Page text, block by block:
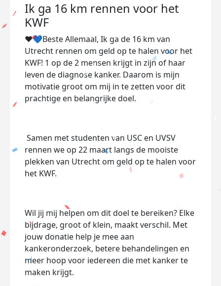
Ik ga 16 km rennen voor het
KWF
❤️💙Beste Allemaal, Ik ga de 16 km van
Utrecht rennen om geld op te halen voor het
KWF! 1 op de 2 mensen krijgt in zijn of haar
leven de diagnose kanker. Daarom is mijn
motivatie groot om mij in te zetten voor dit
prachtige en belangrijke doel.
Samen met studenten van USC en UVSV
rennen we op 22 maart langs de mooiste
plekken van Utrecht om geld op te halen voor
het KWF.
Wil jij mij helpen om dit doel te bereiken? Elke
bijdrage, groot of klein, maakt verschil. Met
jouw donatie help je mee aan
kankeronderzoek, betere behandelingen en
meer hoop voor iedereen die met kanker te
maken krijgt.